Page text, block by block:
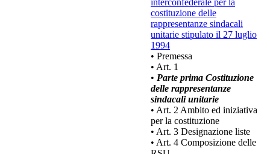
costituzione delle
rappresentanze sindacali
unitarie stipulato il 27 luglio
1994
• Premessa
• Art. 1
• Parte prima Costituzione
delle rappresentanze
sindacali unitarie
• Art. 2 Ambito ed iniziativa
per la costituzione
• Art. 3 Designazione liste
• Art. 4 Composizione delle